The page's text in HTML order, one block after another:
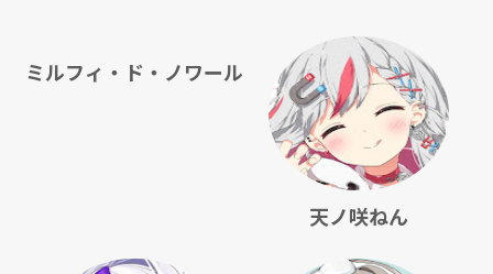
ミルフィ・ド・ノワール
天ノ咲ねん